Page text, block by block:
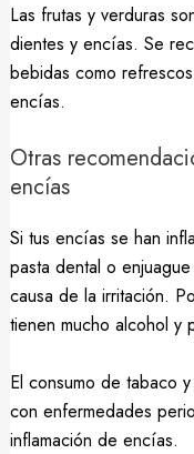
Las frutas y verduras
dientes y encías. Se
bebidas como
encías.
Otras
encías
Si tus encías se han
pasta dental o
causa de la irritación.
tienen mucho alcohol y
El consumo de tabaco
con enfermedades
inflamación de encías.